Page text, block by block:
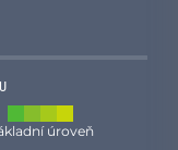
úroveň